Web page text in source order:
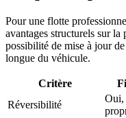
Pour une flotte
avantages structurels sur
possibilité de mise à jour
longue du véhicule.
Critère
Réversibilité
Oui,